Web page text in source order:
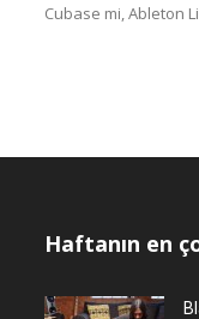
Cubase mi, Ableton
Haftanın en